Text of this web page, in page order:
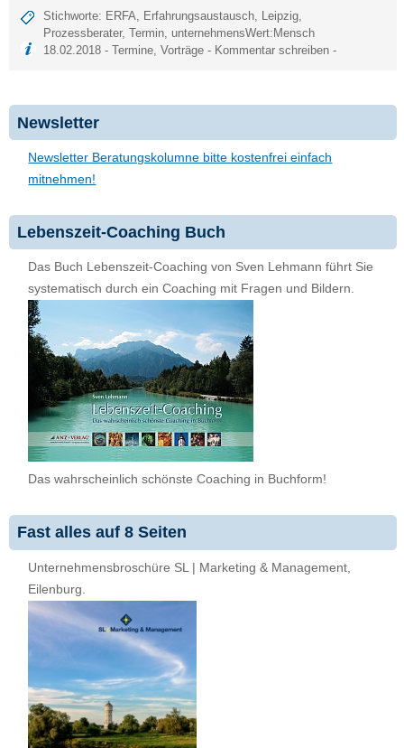
Stichworte: ERFA Erfahrungsaustausch Leipzig
Prozessberater,Termin unternehmensWert:Mensch
18.02.2018 -Termine ,Vorträge - Kommentar schreiben -
Newsletter
Newsletter Beratungskolumne bitte kostenfrei einfach
mitnehmen!
Lebenszeit-Coaching Buch
Das Buch Lebenszeit-Coaching von Sven Lehmann führt Sie
systematisch durch ein Coaching mit Fragen und Bildern.
Das wahrscheinlich schönste Coaching in Buchform!
Fast alles auf 8 Seiten
Unternehmensbroschüre SL | Marketing & Management,
Eilenburg.